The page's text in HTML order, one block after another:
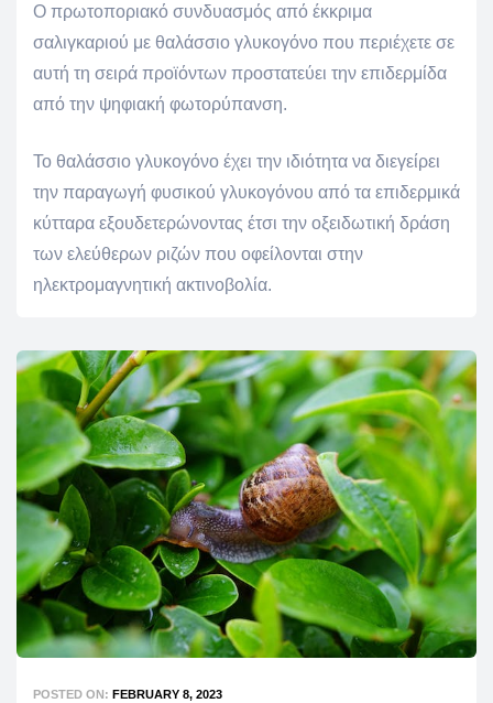
Ο πρωτοποριακό συνδυασμός από έκκριμα
σαλιγκαριού με θαλάσσιο γλυκογόνο που περιέχετε σε
αυτή τη σειρά προϊόντων προστατεύει την επιδερμίδα
από την ψηφιακή φωτορύπανση.
Το θαλάσσιο γλυκογόνο έχει την ιδιότητα να διεγείρει
την παραγωγή φυσικού γλυκογόνου από τα επιδερμικά
κύτταρα εξουδετερώνοντας έτσι την οξειδωτική δράση
των ελεύθερων ριζών που οφείλονται στην
ηλεκτρομαγνητική ακτινοβολία.
POSTED ON: FEBRUARY 8, 2023